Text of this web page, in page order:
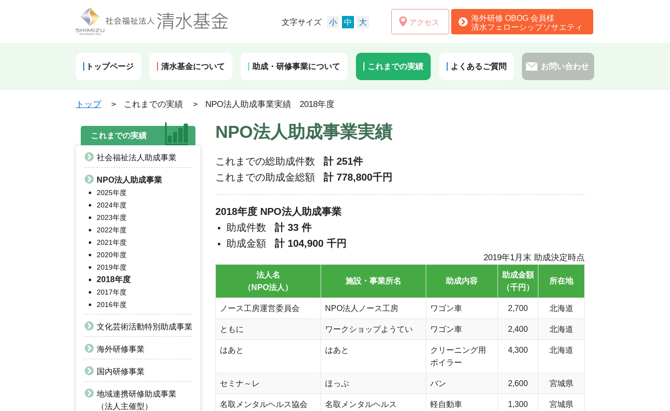
文字サイズ 小 中 大 アクセス
海外研修 OBOG 会員様
清水フェローシップソサエティ
トップページ 清水基金について 助成・研修事業について これまでの実績 よくあるご質問 お問い合わせ
トップ > これまでの実績 > NPO法人助成事業実績 2018年度
NPO法人助成事業実績
これまでの総助成件数
計 251件
これまでの助成金総額
計 778,800千円
2018年度 NPO法人助成事業
助成件数
計 33 件
助成金額
計 104,900 千円
2019年1月末 助成決定時点
法人名
（NPO法人）
施設・事業所名 助成内容
助成金額
（千円）
所在地
ノース工房運営委員会 NPO法人ノース工房 ワゴン車 2,700 北海道
ともに ワークショップようてい ワゴン車 2,400 北海道
はあと はあと
クリーニング用
ボイラー
4,300 北海道
セミナ～レ ほっぷ バン 2,600 宮城県
名取メンタルヘルス協会 名取メンタルヘルス 軽自動車 1,300 宮城県
これまでの実績
社会福祉法人助成事業
NPO法人助成事業
2025年度
2024年度
2023年度
2022年度
2021年度
2020年度
2019年度
2018年度
2017年度
2016年度
文化芸術活動特別助成事業
海外研修事業
国内研修事業
地域連携研修助成事業
（法人主催型）